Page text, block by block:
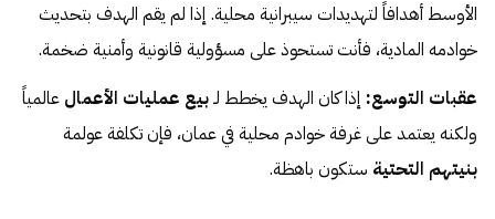
الأوسط أهدافاً لتهديدات سيبرانية محلية. إذا لم يقم الهدف بتحديث
خوادمه المادية، فأنت تستحوذ على مسؤولية قانونية وأمنية ضخمة.
عقبات التوسع: إذا كان الهدف يخطط لـبيع عمليات الأعمال عالمياً
ولكنه يعتمد على غرفة خوادم محلية في عمان، فإن تكلفة عولمة
بنيتهم التحتية ستكون باهظة.